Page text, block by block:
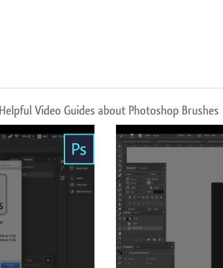
Helpful Video Guides about Photoshop Brushes